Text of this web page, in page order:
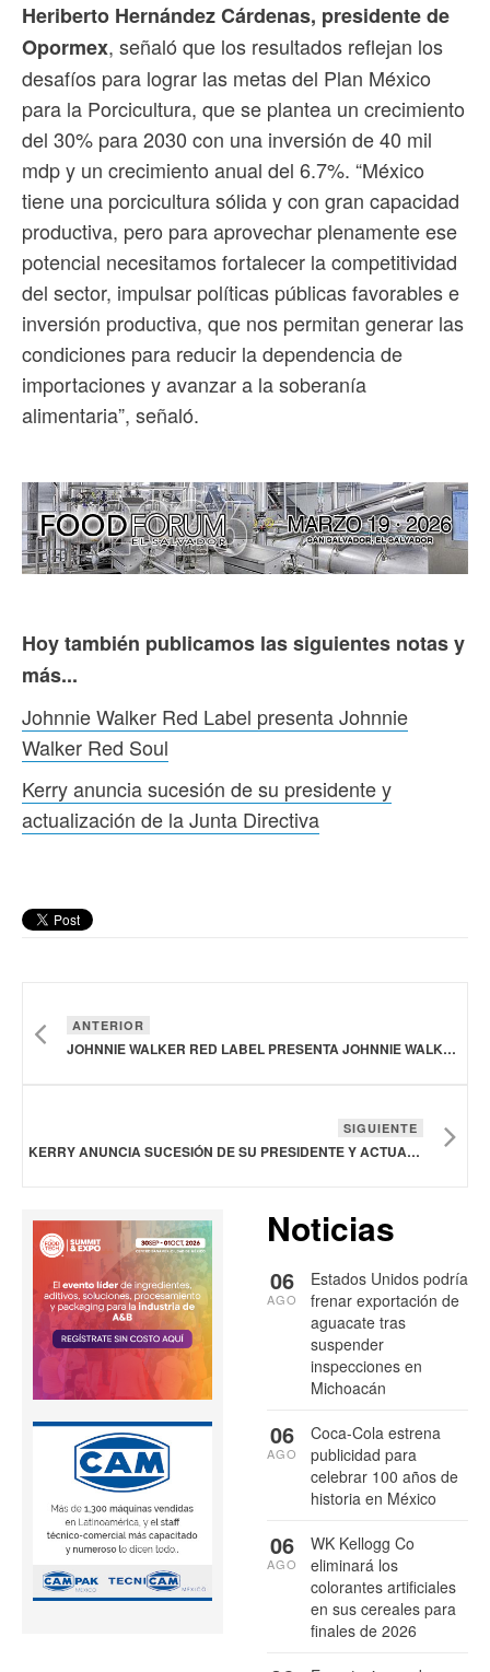
Heriberto Hernández Cárdenas, presidente de
Opormex, señaló que los resultados reflejan los
desafíos para lograr las metas del Plan México
para la Porcicultura, que se plantea un crecimiento
del 30% para 2030 con una inversión de 40 mil
mdp y un crecimiento anual del 6.7%. “México
tiene una porcicultura sólida y con gran capacidad
productiva, pero para aprovechar plenamente ese
potencial necesitamos fortalecer la competitividad
del sector, impulsar políticas públicas favorables e
inversión productiva, que nos permitan generar las
condiciones para reducir la dependencia de
importaciones y avanzar a la soberanía
alimentaria”, señaló.
Hoy también publicamos las siguientes notas y
más...
Johnnie Walker Red Label presenta Johnnie
Walker Red Soul
Kerry anuncia sucesión de su presidente y
actualización de la Junta Directiva
ANTERIOR
JOHNNIE WALKER RED LABEL PRESENTA JOHNNIE WALKER RED SOUL
SIGUIENTE
KERRY ANUNCIA SUCESIÓN DE SU PRESIDENTE Y ACTUALIZACIÓN DE LA JUNTA DIRECTIVA
Noticias
Estados Unidos podría
frenar exportación de
aguacate tras
suspender
inspecciones en
Michoacán
06
AGO
Coca-Cola estrena
publicidad para
celebrar 100 años de
historia en México
06
AGO
WK Kellogg Co
eliminará los
colorantes artificiales
en sus cereales para
finales de 2026
06
AGO